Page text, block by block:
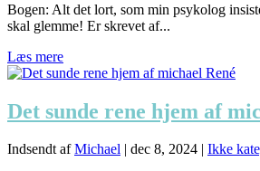
Bogen: Alt det lort, som min psykolog
skal glemme! Er skrevet af...
Læs mere
Det sunde rene hjem af
Indsendt afMichael | dec 8, 2024 | Ikke